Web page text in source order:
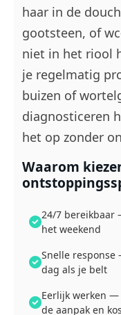
haar in de
gootsteen, of
niet in het riool
je regelmatig
buizen of
diagnosticeren
het op zonder
Waarom
24/7 bereikbaar
het weekend
Snelle
dag als je belt
Eerlijk werken
de aanpak en